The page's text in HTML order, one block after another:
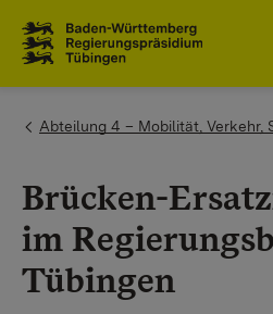
You are here:
Abteilung 4 – Mobilität, Verkehr,
Brücken-
im
Tübingen